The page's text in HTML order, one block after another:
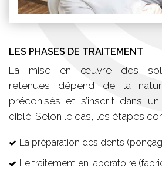
LES PHASES DE TRAITEMENT
La mise en œuvre des
retenues dépend de la
préconisés et s’inscrit dans
ciblé. Selon le cas, les étapes
La préparation des dents
Le traitement en laboratoire